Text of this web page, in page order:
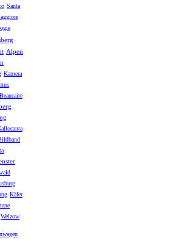
Santa
Alpen
Kamera
Beaucaire
Käfer
Welzow